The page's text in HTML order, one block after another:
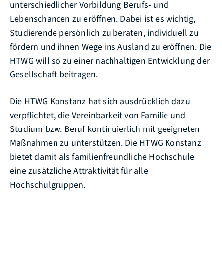
unterschiedlicher Vorbildung Berufs- und
Lebenschancen zu eröffnen. Dabei ist es wichtig,
Studierende persönlich zu beraten, individuell zu
fördern und ihnen Wege ins Ausland zu eröffnen. Die
HTWG will so zu einer nachhaltigen Entwicklung der
Gesellschaft beitragen.
Die HTWG Konstanz hat sich ausdrücklich dazu
verpflichtet, die Vereinbarkeit von Familie und
Studium bzw. Beruf kontinuierlich mit geeigneten
Maßnahmen zu unterstützen. Die HTWG Konstanz
bietet damit als familienfreundliche Hochschule
eine zusätzliche Attraktivität für alle
Hochschulgruppen.